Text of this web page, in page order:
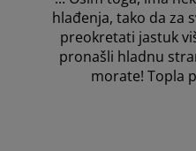
hlađenja, tako da za
preokretati jastuk
pronašli hladnu
morate! Topla